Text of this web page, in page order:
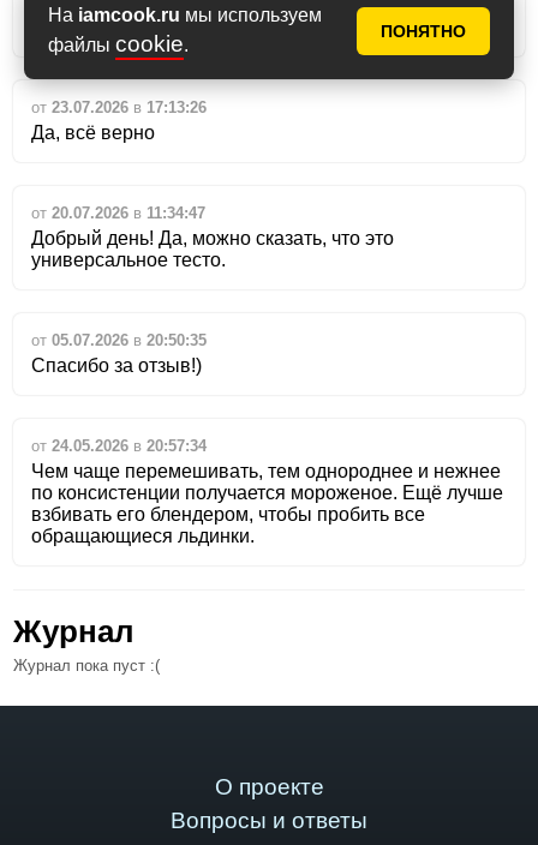
На iamcook.ru мы используем
файлы cookie.
ПОНЯТНО
Спасибо за отзыв, это правда)
от23.07.2026 в 17:13:26
Да, всё верно
от20.07.2026 в 11:34:47
Добрый день! Да, можно сказать, что это
универсальное тесто.
от05.07.2026 в20:50:35
Спасибо за отзыв!)
от24.05.2026 в20:57:34
Чем чаще перемешивать, тем однороднее и нежнее
по консистенции получается мороженое. Ещё лучше
взбивать его блендером, чтобы пробить все
обращающиеся льдинки.
Журнал
Журнал пока пуст :(
О проекте
Вопросы и ответы